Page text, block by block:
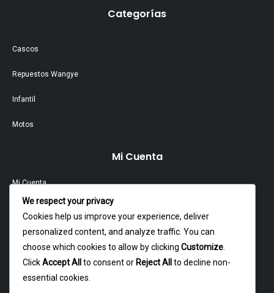
Categorías
Cascos
Repuestos Wangye
Infantil
Motos
Mi Cuenta
Mi Cuenta
Garantía Y Devoluciones
Política Y Privacidad
We respect your privacy
Cookies help us improve your experience, deliver
personalized content, and analyze traffic. You can
choose which cookies to allow by clicking Customize
ClickAccept All to consent or Reject All to decline non-
essential cookies.